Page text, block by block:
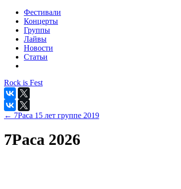
Фестивали
Концерты
Группы
Лайвы
Новости
Статьи
Rock is Fest
← 7Раса 15 лет группе 2019
7Раса 2026